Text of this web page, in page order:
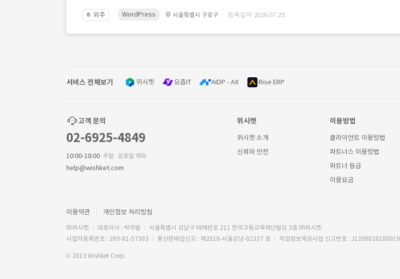
📔 외주 WordPress 서울특별시 구로구 · 등록일자 2026.07.29.
서비스 전체보기 위시켓 요즘IT AIDP - AX Rise ERP
고객 문의
02-6925-4849
10:00-18:00 주말·공휴일 제외
help@wishket.com
위시켓
위시켓 소개
신뢰와 안전
이용방법
클라이언트 이용방법
파트너스 이용방법
파트너 등급
이용요금
이용약관 개인정보 처리방침
㈜위시켓 대표이사 : 박우범
서울특별시 강남구 테헤란로 211 한국고등교육재단빌딩 3층 ㈜위시켓
사업자등록번호 : 209-81-57303
통신판매업신고 : 제2018-서울강남-02337 호 직업정보제공사업 신고번호 : J1200020180019
© 2013 Wishket Corp.